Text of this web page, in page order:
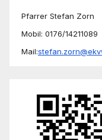
Pfarrer Stefan Zorn
Mobil: 0176/14211089
Mail: